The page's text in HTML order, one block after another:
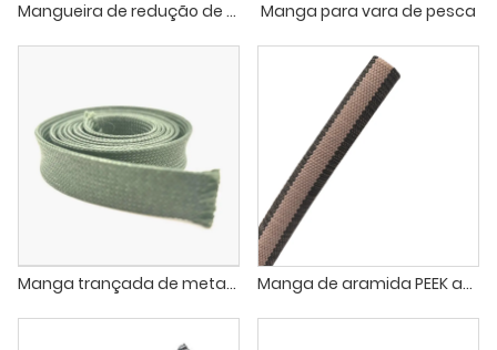
Mangueira de redução de ruído Manga para vara de pesca
Manga trançada de meta-aramida Manga de aramida PEEK autofechada de 260℃